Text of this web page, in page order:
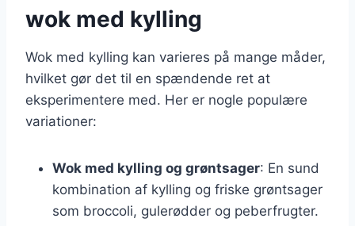
wok med kylling
Wok med kylling kan varieres på mange måder,
hvilket gør det til en spændende ret at
eksperimentere med. Her er nogle populære
variationer:
Wok med kylling og grøntsager: En sund
kombination af kylling og friske grøntsager
som broccoli, gulerødder og peberfrugter.